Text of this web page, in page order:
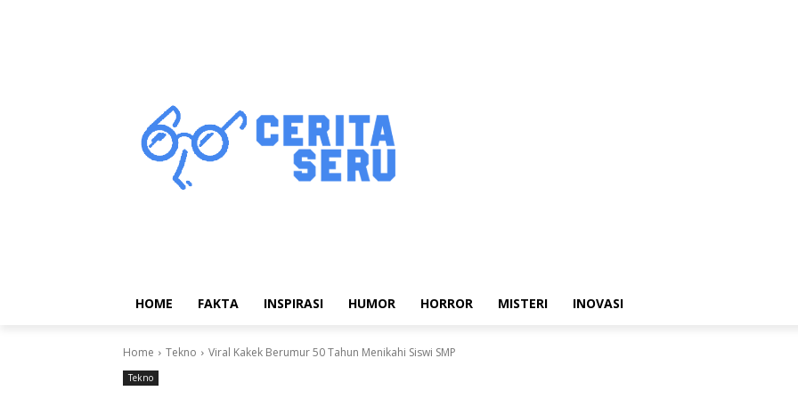
HOME FAKTA INSPIRASI HUMOR HORROR MISTERI INOVASI
Home Tekno Viral Kakek Berumur 50 Tahun Menikahi Siswi SMP
Tekno